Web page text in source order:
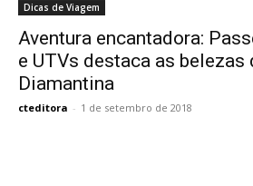
Dicas de Viagem
Aventura encantadora:
e UTVs destaca as belezas
Diamantina
cteditora - 1 de setembro de 2018